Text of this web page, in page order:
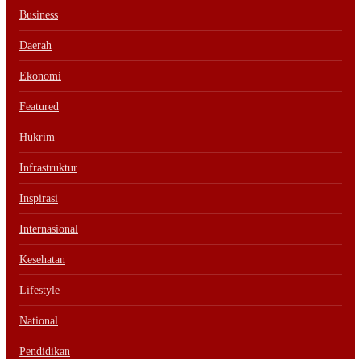
Business
Daerah
Ekonomi
Featured
Hukrim
Infrastruktur
Inspirasi
Internasional
Kesehatan
Lifestyle
National
Pendidikan